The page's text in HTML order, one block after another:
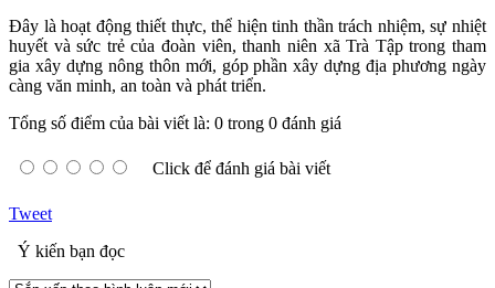
Đây là hoạt động thiết thực, thể hiện tinh thần trách nhiệm, sự nhiệt
huyết và sức trẻ của đoàn viên, thanh niên xã Trà Tập trong tham
gia xây dựng nông thôn mới, góp phần xây dựng địa phương ngày
càng văn minh, an toàn và phát triển.
Tổng số điểm của bài viết là: 0 trong 0 đánh giá
Click để đánh giá bài viết
Tweet
Ý kiến bạn đọc